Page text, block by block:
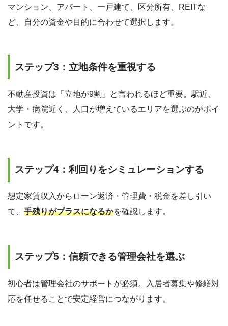
マンション、アパート、一戸建て、区分所有、REITな
ど、自分の資金や目的に合わせて選択します。
ステップ3：立地条件を重視する
不動産投資は「立地が9割」と言われるほど重要。駅近、
大学・病院近く、人口が増えているエリアを選ぶのがポイ
ントです。
ステップ4：利回りをシミュレーションする
想定家賃収入からローン返済・管理費・税金を差し引い
て、 手残りがプラスになるかを確認します。
ステップ5：信頼できる管理会社を選ぶ
初心者は管理会社のサポートが必須。入居者募集や修繕対
応を任せることで安定経営につながります。